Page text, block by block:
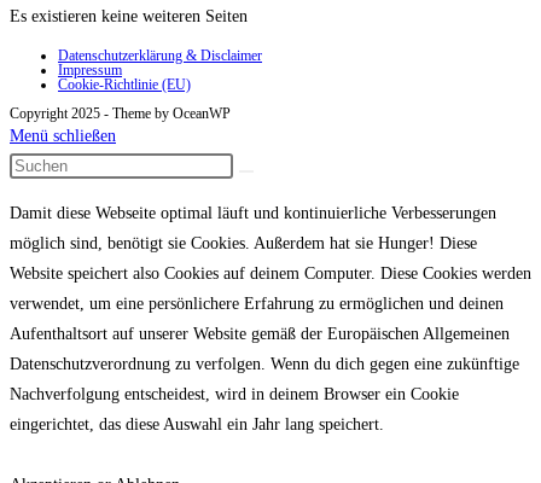
Es existieren keine weiteren Seiten
Datenschutzerklärung & Disclaimer
Impressum
Cookie-Richtlinie (EU)
Copyright 2025 - Theme by OceanWP
Menü schließen
Damit diese Webseite optimal läuft und kontinuierliche Verbesserungen
möglich sind, benötigt sie Cookies. Außerdem hat sie Hunger! Diese
Website speichert also Cookies auf deinem Computer. Diese Cookies werden
verwendet, um eine persönlichere Erfahrung zu ermöglichen und deinen
Aufenthaltsort auf unserer Website gemäß der Europäischen Allgemeinen
Datenschutzverordnung zu verfolgen. Wenn du dich gegen eine zukünftige
Nachverfolgung entscheidest, wird in deinem Browser ein Cookie
eingerichtet, das diese Auswahl ein Jahr lang speichert.